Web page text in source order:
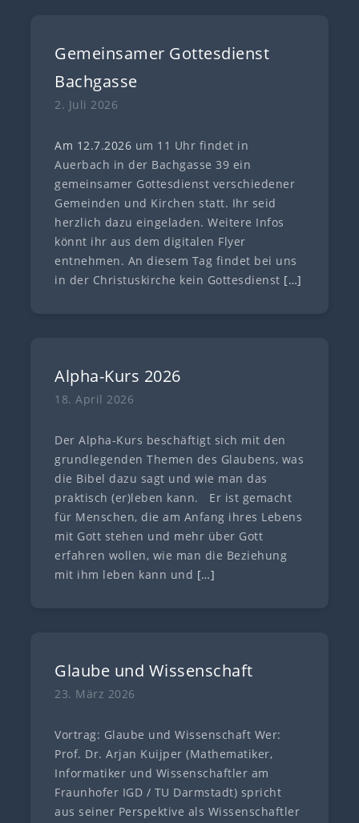
Gemeinsamer Gottesdienst
Bachgasse
2. Juli 2026
Am 12.7.2026 um 11 Uhr findet in
Auerbach in der Bachgasse 39 ein
gemeinsamer Gottesdienst verschiedener
Gemeinden und Kirchen statt. Ihr seid
herzlich dazu eingeladen. Weitere Infos
könnt ihr aus dem digitalen Flyer
entnehmen. An diesem Tag findet bei uns
in der Christuskirche kein Gottesdienst […]
Alpha-Kurs 2026
18. April 2026
Der Alpha-Kurs beschäftigt sich mit den
grundlegenden Themen des Glaubens, was
die Bibel dazu sagt und wie man das
praktisch (er)leben kann. Er ist gemacht
für Menschen, die am Anfang ihres Lebens
mit Gott stehen und mehr über Gott
erfahren wollen, wie man die Beziehung
mit ihm leben kann und […]
Glaube und Wissenschaft
23. März 2026
Vortrag: Glaube und Wissenschaft Wer:
Prof. Dr. Arjan Kuijper (Mathematiker,
Informatiker und Wissenschaftler am
Fraunhofer IGD / TU Darmstadt) spricht
aus seiner Perspektive als Wissenschaftler